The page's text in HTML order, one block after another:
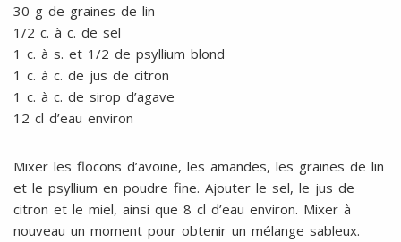
30 g de graines de lin
1/2 c. à c. de sel
1 c. à s. et 1/2 de psyllium blond
1 c. à c. de jus de citron
1 c. à c. de sirop d’agave
12 cl d’eau environ
Mixer les flocons d’avoine, les amandes, les graines de lin
et le psyllium en poudre fine. Ajouter le sel, le jus de
citron et le miel, ainsi que 8 cl d’eau environ. Mixer à
nouveau un moment pour obtenir un mélange sableux.